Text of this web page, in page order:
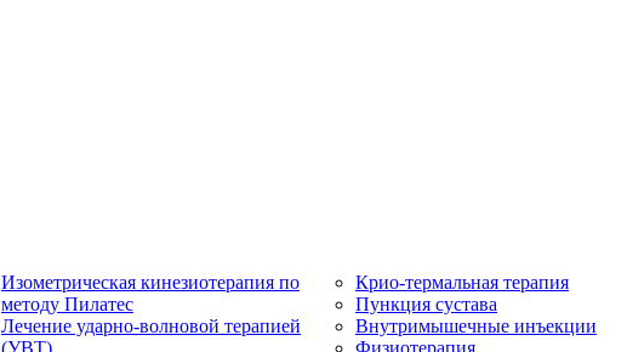
Изометрическая кинезиотерапия по
методу Пилатес
Лечение ударно-волновой терапией
(УВТ)
Крио-термальная терапия
Пункция сустава
Внутримышечные инъекции
Физиотерапия